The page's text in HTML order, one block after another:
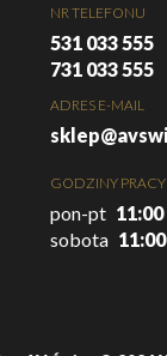
NR TELEFONU
531 033 555
731 033 555
ADRES E-MAIL
GODZINY PRACY
pon-pt
sobota